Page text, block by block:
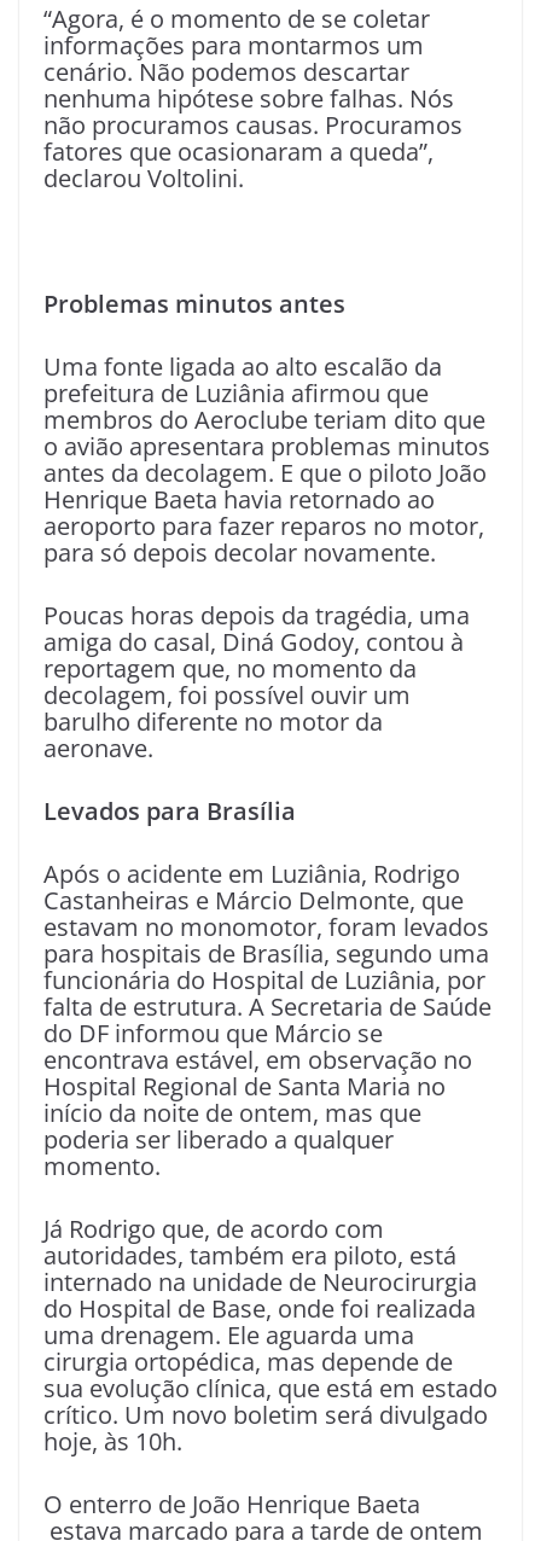
“Agora, é o momento de se coletar
informações para montarmos um
cenário. Não podemos descartar
nenhuma hipótese sobre falhas. Nós
não procuramos causas. Procuramos
fatores que ocasionaram a queda”,
declarou Voltolini.
Problemas minutos antes
Uma fonte ligada ao alto escalão da
prefeitura de Luziânia afirmou que
membros do Aeroclube teriam dito que
o avião apresentara problemas minutos
antes da decolagem. E que o piloto João
Henrique Baeta havia retornado ao
aeroporto para fazer reparos no motor,
para só depois decolar novamente.
Poucas horas depois da tragédia, uma
amiga do casal, Diná Godoy, contou à
reportagem que, no momento da
decolagem, foi possível ouvir um
barulho diferente no motor da
aeronave.
Levados para Brasília
Após o acidente em Luziânia, Rodrigo
Castanheiras e Márcio Delmonte, que
estavam no monomotor, foram levados
para hospitais de Brasília, segundo uma
funcionária do Hospital de Luziânia, por
falta de estrutura. A Secretaria de Saúde
do DF informou que Márcio se
encontrava estável, em observação no
Hospital Regional de Santa Maria no
início da noite de ontem, mas que
poderia ser liberado a qualquer
momento.
Já Rodrigo que, de acordo com
autoridades, também era piloto, está
internado na unidade de Neurocirurgia
do Hospital de Base, onde foi realizada
uma drenagem. Ele aguarda uma
cirurgia ortopédica, mas depende de
sua evolução clínica, que está em estado
crítico. Um novo boletim será divulgado
hoje, às 10h.
O enterro de João Henrique Baeta
estava marcado para a tarde de ontem